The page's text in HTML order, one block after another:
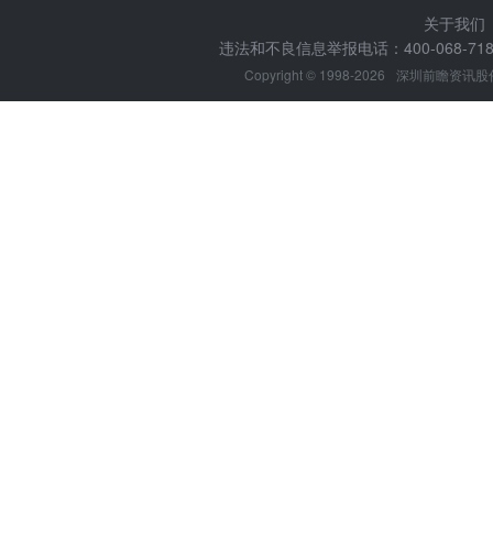
关于我们
违法和不良信息举报电话：400-068-
Copyright © 1998-2026 深圳前瞻资讯股